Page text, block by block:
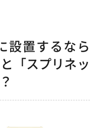
設置するなら
「スプリネッ